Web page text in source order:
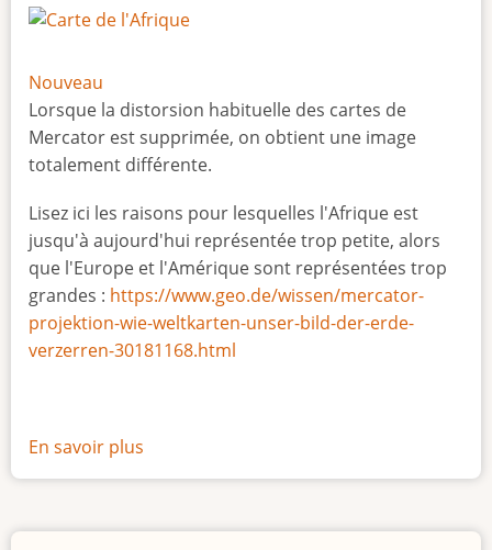
Nouveau
Lorsque la distorsion habituelle des cartes de
Mercator est supprimée, on obtient une image
totalement différente.
Lisez ici les raisons pour lesquelles l'Afrique est
jusqu'à aujourd'hui représentée trop petite, alors
que l'Europe et l'Amérique sont représentées trop
grandes : https://www.geo.de/wissen/mercator-
projektion-wie-weltkarten-unser-bild-der-erde-
verzerren-30181168.html
En savoir plus
La
taille